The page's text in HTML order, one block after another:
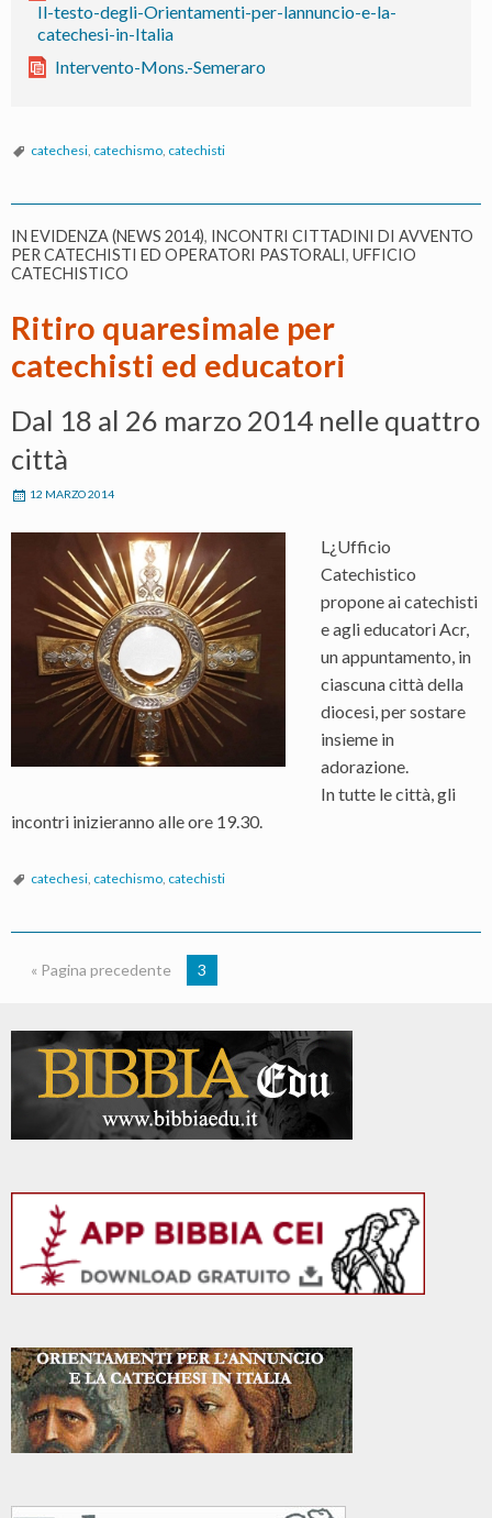
Il-testo-degli-Orientamenti-per-lannuncio-e-la-
catechesi-in-Italia
Intervento-Mons.-Semeraro
catechesi, catechismo, catechisti
IN EVIDENZA (NEWS 2014), INCONTRI CITTADINI DI AVVENTO
PER CATECHISTI ED OPERATORI PASTORALI, UFFICIO
CATECHISTICO
Ritiro quaresimale per
catechisti ed educatori
Dal 18 al 26 marzo 2014 nelle quattro
città
12 MARZO 2014
L¿Ufficio
Catechistico
propone ai catechisti
e agli educatori Acr,
un appuntamento, in
ciascuna città della
diocesi, per sostare
insieme in
adorazione.
In tutte le città, gli
incontri inizieranno alle ore 19.30.
catechesi, catechismo, catechisti
« Pagina precedente 3